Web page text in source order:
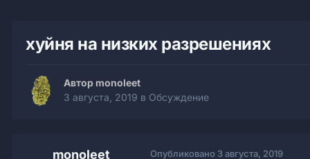
хуйня на низких разрешениях
Автор monoleet
3 августа, 2019 в Обсуждение
monoleet Опубликовано 3 августа, 2019